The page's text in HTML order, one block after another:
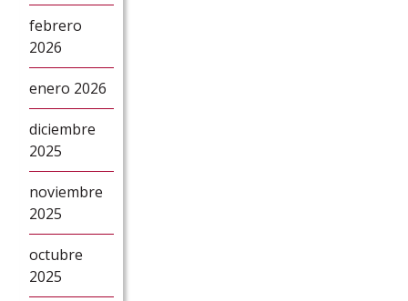
febrero
2026
enero 2026
diciembre
2025
noviembre
2025
octubre
2025